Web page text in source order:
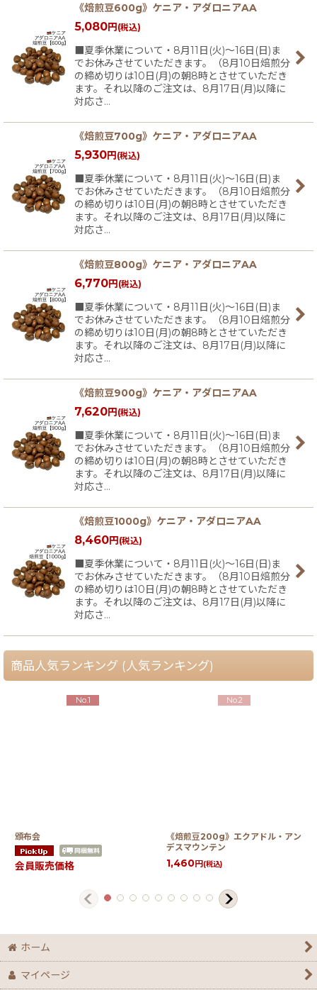
《焙煎豆600g》ケニア・アダロニアAA
5,080円 (税込)
■夏季休業について・8月11日(火)〜16日(日)ま
でお休みさせていただきます。（8月10日焙煎分
の締め切りは10日(月)の朝8時とさせていただき
ます。それ以降のご注文は、8月17日(月)以降に
対応さ…
《焙煎豆700g》ケニア・アダロニアAA
5,930円 (税込)
■夏季休業について・8月11日(火)〜16日(日)ま
でお休みさせていただきます。（8月10日焙煎分
の締め切りは10日(月)の朝8時とさせていただき
ます。それ以降のご注文は、8月17日(月)以降に
対応さ…
《焙煎豆800g》ケニア・アダロニアAA
6,770円 (税込)
■夏季休業について・8月11日(火)〜16日(日)ま
でお休みさせていただきます。（8月10日焙煎分
の締め切りは10日(月)の朝8時とさせていただき
ます。それ以降のご注文は、8月17日(月)以降に
対応さ…
《焙煎豆900g》ケニア・アダロニアAA
7,620円 (税込)
■夏季休業について・8月11日(火)〜16日(日)ま
でお休みさせていただきます。（8月10日焙煎分
の締め切りは10日(月)の朝8時とさせていただき
ます。それ以降のご注文は、8月17日(月)以降に
対応さ…
《焙煎豆1000g》ケニア・アダロニアAA
8,460円 (税込)
■夏季休業について・8月11日(火)〜16日(日)ま
でお休みさせていただきます。（8月10日焙煎分
の締め切りは10日(月)の朝8時とさせていただき
ます。それ以降のご注文は、8月17日(月)以降に
対応さ…
商品人気ランキング (人気ランキング)
No.1
頒布会
会員販売価格
No.2
《焙煎豆200g》エクアドル・アン
デスマウンテン
1,460円(税込)
ホーム
マイページ